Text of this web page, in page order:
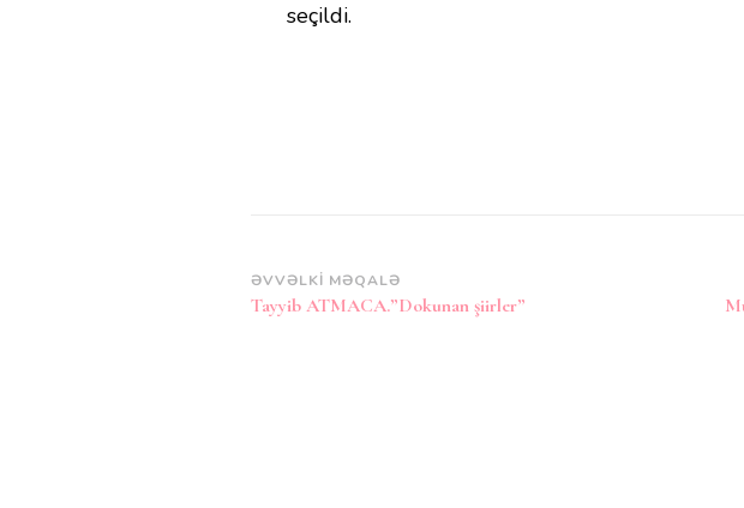
seçildi.
Post
Naviqasiya
ƏVVƏLKI MƏQALƏ
Tayyib ATMACA.”Dokunan şiirler”